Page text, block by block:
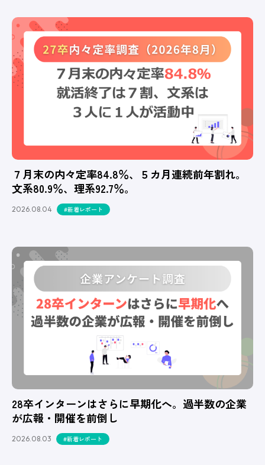
７月末の内々定率84.8％、５カ月連続前年割れ。
文系80.9％、理系92.7％。
2026.08.04 #新着レポート
28卒インターンはさらに早期化へ。過半数の企業
が広報・開催を前倒し
2026.08.03 #新着レポート